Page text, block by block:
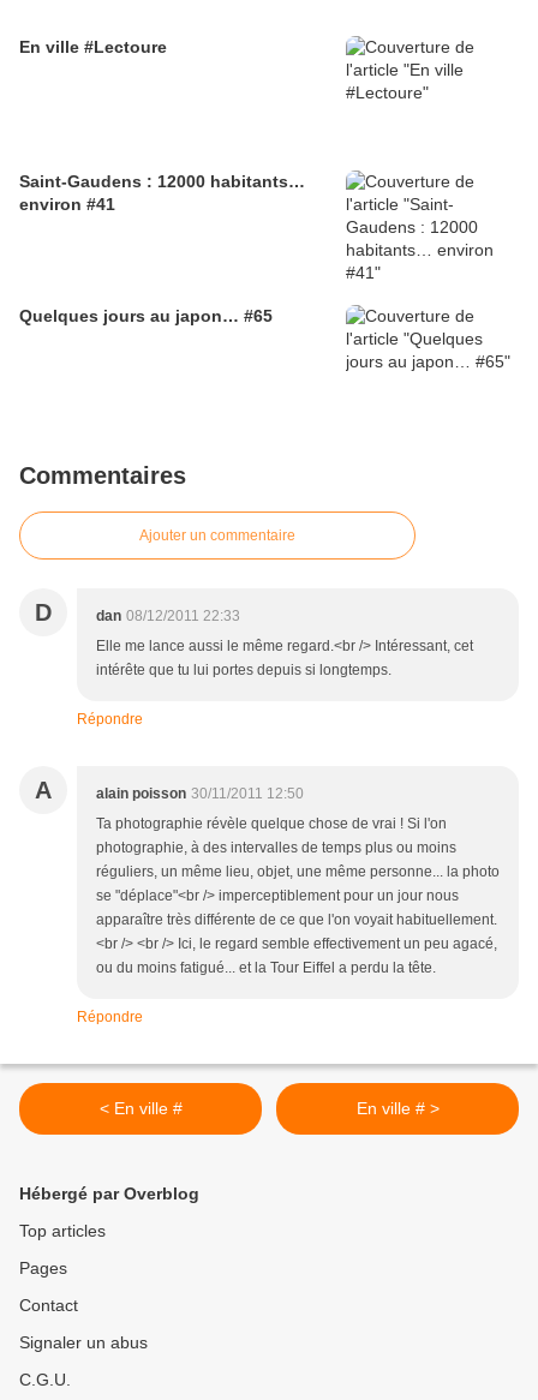
En ville #Lectoure
Saint-Gaudens : 12000 habitants…
environ #41
Quelques jours au japon… #65
Commentaires
Ajouter un commentaire
D dan 08/12/2011 22:33
Elle me lance aussi le même regard.<br /> Intéressant, cet
intérête que tu lui portes depuis si longtemps.
Répondre
A alain poisson 30/11/2011 12:50
Ta photographie révèle quelque chose de vrai ! Si l'on
photographie, à des intervalles de temps plus ou moins
réguliers, un même lieu, objet, une même personne... la photo
se "déplace"<br /> imperceptiblement pour un jour nous
apparaître très différente de ce que l'on voyait habituellement.
<br /> <br /> Ici, le regard semble effectivement un peu agacé,
ou du moins fatigué... et la Tour Eiffel a perdu la tête.
Répondre
< En ville # En ville # >
Hébergé par Overblog
Top articles
Pages
Contact
Signaler un abus
C.G.U.